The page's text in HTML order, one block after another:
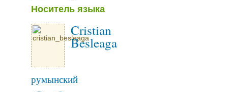
Носитель языка
Cristian
Besleaga
румынский